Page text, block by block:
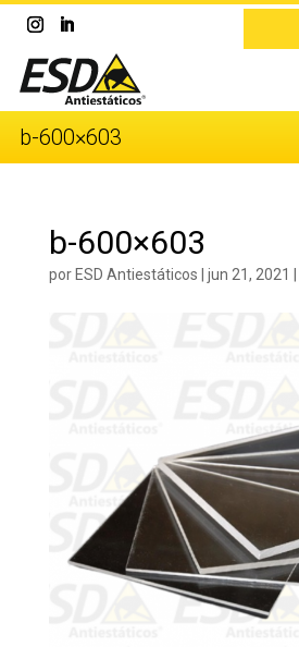
b-600×603
b-600×603
porESD Antiestáticos | jun 21, 2021 |